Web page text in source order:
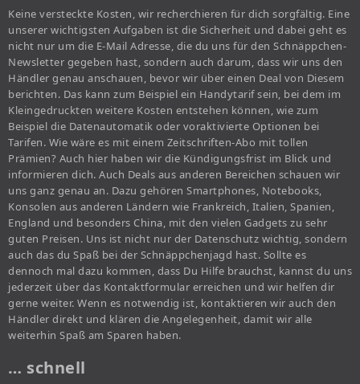
Keine versteckte Kosten, wir recherchieren für dich sorgfältig. Eine
unserer wichtigsten Aufgaben ist die Sicherheit und dabei geht es
nicht nur um die E-Mail Adresse, die du uns für den Schnäppchen-
Newsletter gegeben hast, sondern auch darum, dass wir uns den
Händler genau anschauen, bevor wir über einen Deal von Diesem
berichten. Das kann zum Beispiel ein Handytarif sein, bei dem im
Kleingedruckten weitere Kosten entstehen können, wie zum
Beispiel die Datenautomatik oder voraktivierte Optionen bei
Tarifen. Wie wäre es mit einem Zeitschriften-Abo mit tollen
Prämien? Auch hier haben wir die Kündigungsfrist im Blick und
informieren dich. Auch Deals aus anderen Bereichen schauen wir
uns ganz genau an. Dazu gehören Smartphones, Notebooks,
Konsolen aus anderen Ländern wie Frankreich, Italien, Spanien,
England und besonders China, mit den vielen Gadgets zu sehr
guten Preisen. Uns ist nicht nur der Datenschutz wichtig, sondern
auch das du Spaß bei der Schnäppchenjagd hast. Sollte es
dennoch mal dazu kommen, dass Du Hilfe brauchst, kannst du uns
jederzeit über das Kontaktformular erreichen und wir helfen dir
gerne weiter. Wenn es notwendig ist, kontaktieren wir auch den
Händler direkt und klären die Angelegenheit, damit wir alle
weiterhin Spaß am Sparen haben.
… schnell